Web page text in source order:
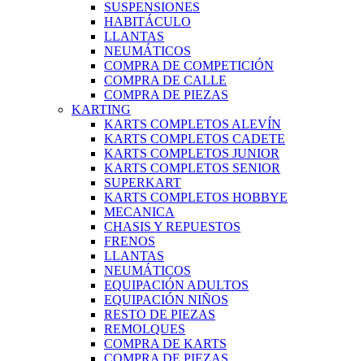
SUSPENSIONES
HABITÁCULO
LLANTAS
NEUMÁTICOS
COMPRA DE COMPETICIÓN
COMPRA DE CALLE
COMPRA DE PIEZAS
KARTING
KARTS COMPLETOS ALEVÍN
KARTS COMPLETOS CADETE
KARTS COMPLETOS JUNIOR
KARTS COMPLETOS SENIOR
SUPERKART
KARTS COMPLETOS HOBBYE
MECANICA
CHASIS Y REPUESTOS
FRENOS
LLANTAS
NEUMÁTICOS
EQUIPACIÓN ADULTOS
EQUIPACIÓN NIÑOS
RESTO DE PIEZAS
REMOLQUES
COMPRA DE KARTS
COMPRA DE PIEZAS